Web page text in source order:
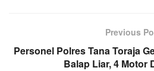
Previous
Personel Polres Tana Toraja
Balap Liar, 4 Motor